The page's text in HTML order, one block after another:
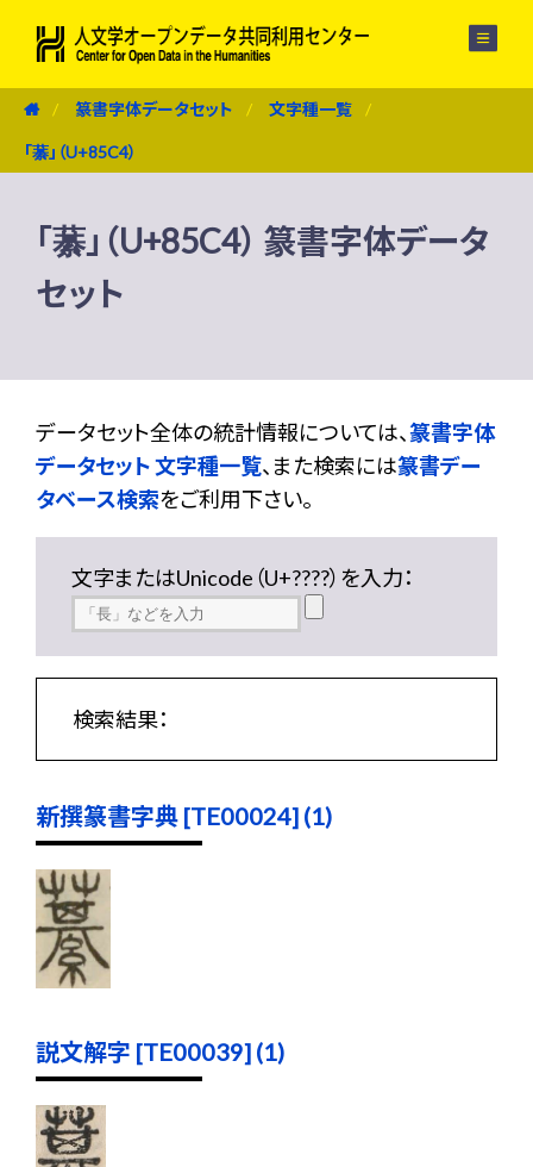
篆書字体データセット 文字種一覧
「藄」（U+85C4）
「藄」（U+85C4） 篆書字体データ
セット
データセット全体の統計情報については、篆書字体
データセット 文字種一覧、また検索には篆書デー
タベース検索をご利用下さい。
文字またはUnicode（U+????）を入力：
検索結果：
新撰篆書字典 [TE00024] (1)
説文解字 [TE00039] (1)